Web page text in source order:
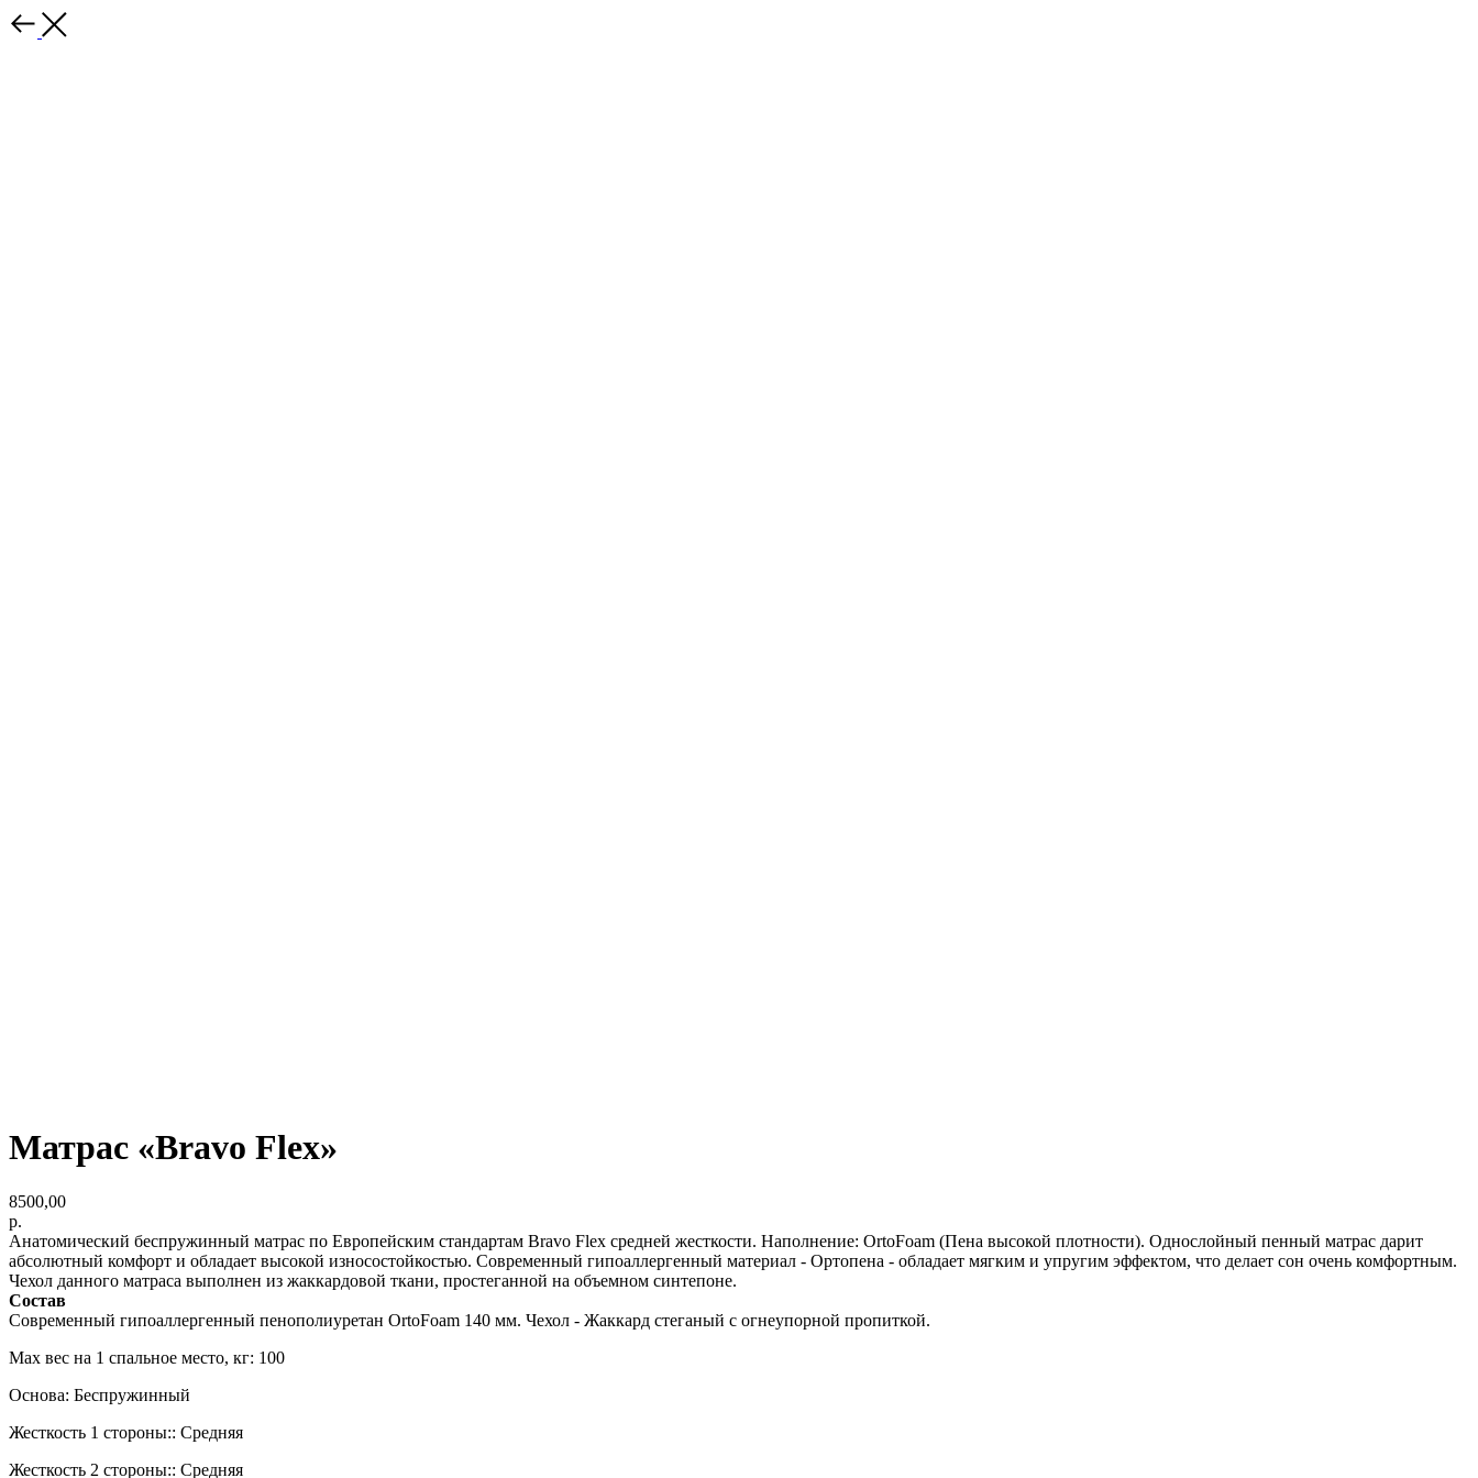
Матрас «Bravo Flex»
8500,00
р.
Анатомический беспружинный матрас по Европейским стандартам Bravo Flex средней жесткости. Наполнение: OrtoFoam (Пена высокой плотности). Однослойный пенный матрас дарит
абсолютный комфорт и обладает высокой износостойкостью. Современный гипоаллергенный материал - Ортопена - обладает мягким и упругим эффектом, что делает сон очень комфортным.
Чехол данного матраса выполнен из жаккардовой ткани, простеганной на объемном синтепоне.
Состав
Современный гипоаллергенный пенополиуретан OrtoFoam 140 мм. Чехол - Жаккард стеганый с огнеупорной пропиткой.
Max вес на 1 спальное место, кг: 100
Основа: Беспружинный
Жесткость 1 стороны:: Средняя
Жесткость 2 стороны:: Средняя